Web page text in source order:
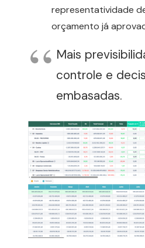
representatividade
orçamento já
Mais
controle e
embasadas.